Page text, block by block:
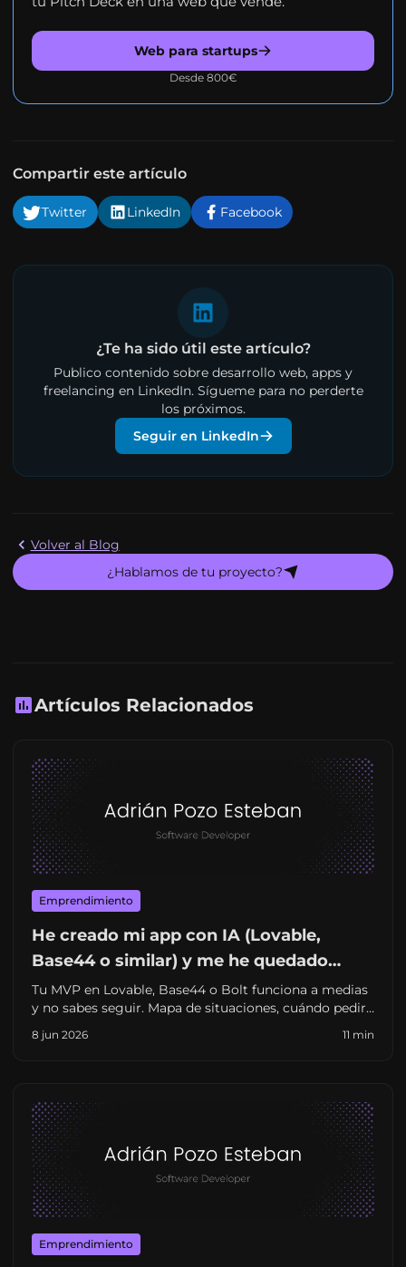
Web para startups
Desde 800€
Compartir este artículo
Twitter LinkedIn Facebook
¿Te ha sido útil este artículo?
Publico contenido sobre desarrollo web, apps y
freelancing en LinkedIn. Sígueme para no perderte
los próximos.
Seguir en LinkedIn
Volver al Blog
¿Hablamos de tu proyecto?
Artículos Relacionados
Emprendimiento
He creado mi app con IA (Lovable,
Base44 o similar) y me he quedado
atascado: qué hacer ahora
Tu MVP en Lovable, Base44 o Bolt funciona a medias
y no sabes seguir. Mapa de situaciones, cuándo pedir
herramienta. Sin jerga innecesaria.
8 jun 2026 11 min
Emprendimiento